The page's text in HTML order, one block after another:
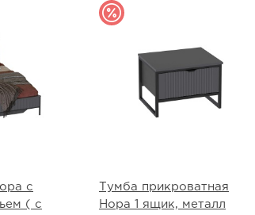
с
( с
Тумба прикроватная
Нора 1 ящик, металл